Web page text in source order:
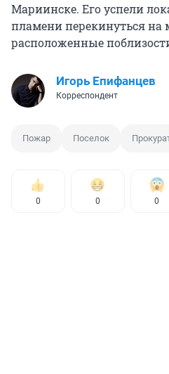
Мариинске. Его успели
пламени перекинуться на
расположенные
Игорь Епифанцев
Корреспондент
Пожар Поселок
0 0 0